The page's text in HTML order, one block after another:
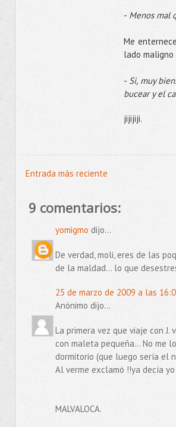
- Menos mal
Me
lado maligno
- Si, muy
bucear y el
jijijiji.
Entrada más reciente
9 comentarios:
yomigmo dijo...
De verdad, moli, eres de las
de la maldad... lo que
25 de marzo de 2009 a las
Anónimo dijo...
La primera vez que viaje con
con maleta pequeña... No me
dormitorio (que luego sería el
Al verme exclamó !!ya decía
MALVALOCA.